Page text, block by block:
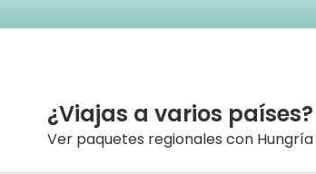
¿Viajas a varios países?
Ver paquetes regionales con Hungría